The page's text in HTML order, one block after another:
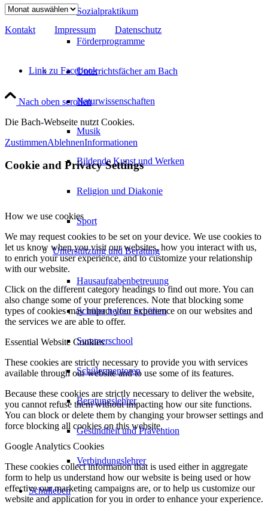
Sozialpraktikum
Förderprogramme
Unterrichtsfächer am Bach
Naturwissenschaften
Musik
Bildende Kunst und Werken
Religion und Diakonie
Sport
Unterstützung und Beratung
Hausaufgabenbetreuung
Schüler helfen Schülern
Summerschool
Schülermentoren
Beratungslehrer
Gesundheit und Prävention
Verbindungslehrer
Schulleben
Archiv
Kontakt Impressum Datenschutz
Link zu Facebook
Nach oben scrollen
Die Bach-Webseite nutzt Cookies.
ZustimmenAblehnenInformationen
Cookie and Privacy Settings
How we use cookies
We may request cookies to be set on your device. We use cookies to
let us know when you visit our websites, how you interact with us,
to enrich your user experience, and to customize your relationship
with our website.
Click on the different category headings to find out more. You can
also change some of your preferences. Note that blocking some
types of cookies may impact your experience on our websites and
the services we are able to offer.
Essential Website Cookies
These cookies are strictly necessary to provide you with services
available through our website and to use some of its features.
Because these cookies are strictly necessary to deliver the website,
you cannot refuse them without impacting how our site functions.
You can block or delete them by changing your browser settings and
force blocking all cookies on this website.
Google Analytics Cookies
These cookies collect information that is used either in aggregate
form to help us understand how our website is being used or how
effective our marketing campaigns are, or to help us customize our
website and application for you in order to enhance your experience.